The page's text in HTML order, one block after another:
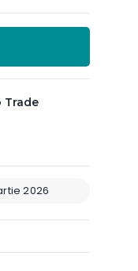
Trade
2026